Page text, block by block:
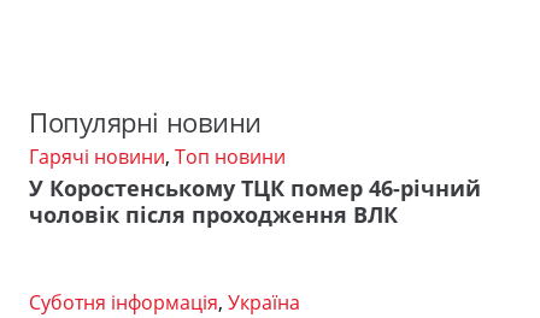
Популярні новини
Гарячі новини, Топ новини
У Коростенському ТЦК помер 46-річний
чоловік після проходження ВЛК
Суботня інформація, Україна